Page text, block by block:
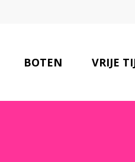
BOTEN VRIJE